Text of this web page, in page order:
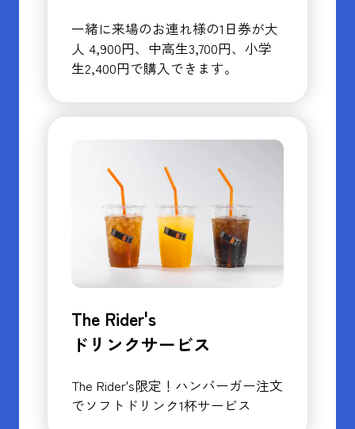
一緒に来場のお連れ様の1日券が大
人 4,900円、中高生3,700円、小学
生2,400円で購入できます。
The Rider's
ドリンクサービス
The Rider's限定！ハンバーガー注文
でソフトドリンク1杯サービス